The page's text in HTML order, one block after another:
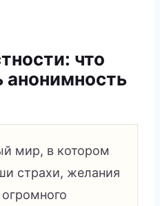
что
анонимность
мир, в котором
страхи, желания